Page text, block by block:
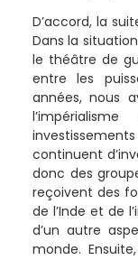
D’accord, la
Dans la
le théâtre de
entre les
années, nous
continuent
donc des
reçoivent des
de l’Inde et de
d’un autre
monde.